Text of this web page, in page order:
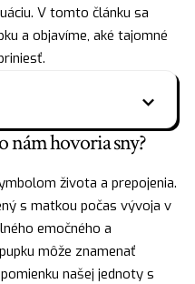
V tomto článku sa
a objavíme, aké tajomné
nám hovoria sny?
života a prepojenia.
s matkou počas vývoja v
emočného a
môže znamenať
našej jednoty s